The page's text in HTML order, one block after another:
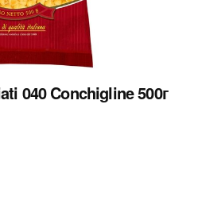
040 Conchigline 500г